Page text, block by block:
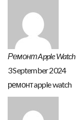
Ремонт Apple Watch
3 September 2024
ремонт apple watch